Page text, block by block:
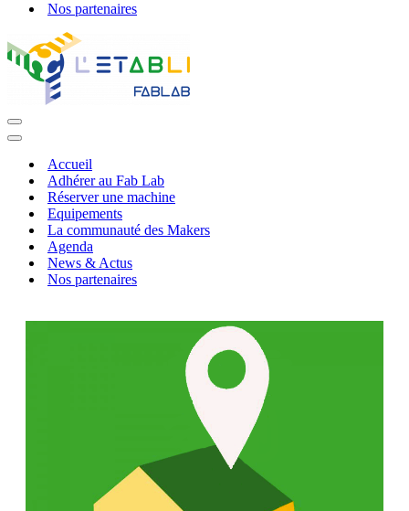
Nos partenaires
Accueil
Adhérer au Fab Lab
Réserver une machine
Equipements
La communauté des Makers
Agenda
News & Actus
Nos partenaires